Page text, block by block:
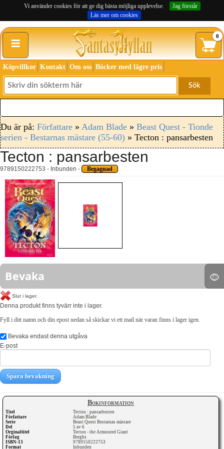
Vi använder cookies för att ge dig bästa möjliga upplevelse.
Jag förstår
Läs mer om cookies
≡ 0
Köpvillkor Kontakt Om oss Böcker med lägre pris
Sök
Du är på: Författare » Adam Blade » Beast Quest - Tionde
serien - Bestarnas mästare (55-60) » Tecton : pansarbesten
Tecton : pansarbesten
9789150222753 - Inbunden - Begagnad
Bokinformation
Titel
Tecton : pansarbesten
Författare
Adam Blade
Serie
Beast Quest Bestarnas mästare
Del
5 av 6
Orginaltitel
Tecton - the Armoured Giant
Förlag
Berghs
ISBN-13
9789150222753
Format
Inbunden
Bevaka
Slut i lager.
Denna produkt finns tyvärr inte i lager.
Fyll i ditt namn och din epost nedan så skickar vi ett mail när varan finns i lager igen.
Bevaka endast denna utgåva
E-post
Spara bevakning